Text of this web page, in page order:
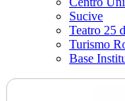
Sucive
Teatro 25
Turismo
Base